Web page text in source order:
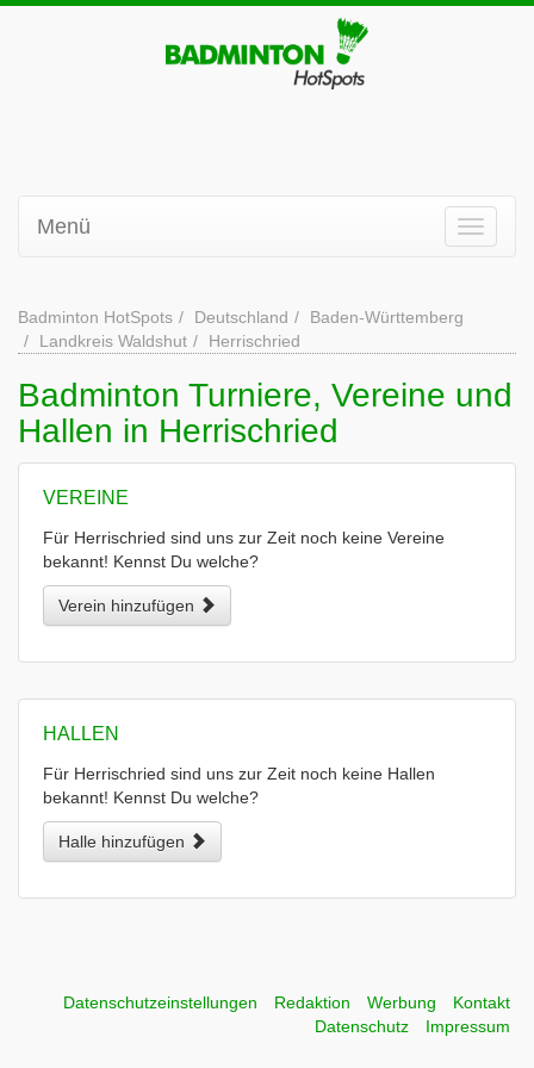
Menü
Badminton HotSpots Deutschland
Baden-Württemberg
Landkreis Waldshut
Herrischried
Badminton Turniere, Vereine und
Hallen in Herrischried
VEREINE
Für Herrischried sind uns zur Zeit noch keine Vereine
bekannt! Kennst Du welche?
Verein hinzufügen
HALLEN
Für Herrischried sind uns zur Zeit noch keine Hallen
bekannt! Kennst Du welche?
Halle hinzufügen
Datenschutzeinstellungen Redaktion Werbung
Kontakt
Datenschutz
Impressum